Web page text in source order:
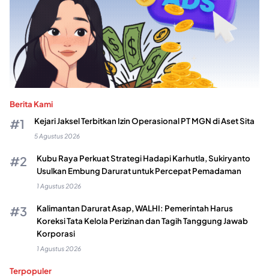
Berita Kami
Kejari Jaksel Terbitkan Izin Operasional PT MGN di Aset Sita
5 Agustus 2026
Kubu Raya Perkuat Strategi Hadapi Karhutla, Sukiryanto
Usulkan Embung Darurat untuk Percepat Pemadaman
1 Agustus 2026
Kalimantan Darurat Asap, WALHI: Pemerintah Harus
Koreksi Tata Kelola Perizinan dan Tagih Tanggung Jawab
Korporasi
1 Agustus 2026
Terpopuler